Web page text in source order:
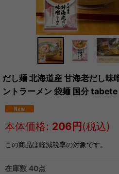
だし麺 北海道産 甘海老だし味
ントラーメン 袋麺 国分
本体価格: 206 円 (税込)
この商品は軽減税率の対象です。
在庫数 40点